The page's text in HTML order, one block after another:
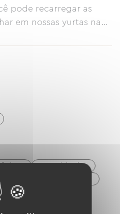
pode recarregar as
em nossas yurtas na
seu
Caminhada